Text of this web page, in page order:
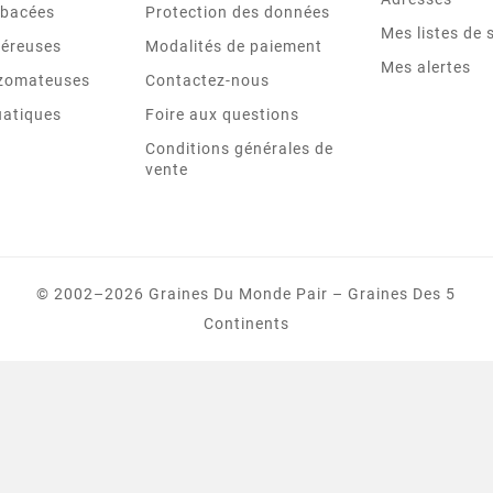
Protection des données
Modalités de paiement
Contactez-nous
Foire aux questions
Conditions générales de
vente
Mes listes de
Mes alertes
© 2002–2026 Graines Du Monde Pair – Graines Des 5
Continents